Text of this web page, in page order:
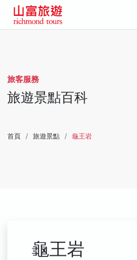
旅客服務
旅遊景點百科
首頁 旅遊景點 龜王岩
龜王岩